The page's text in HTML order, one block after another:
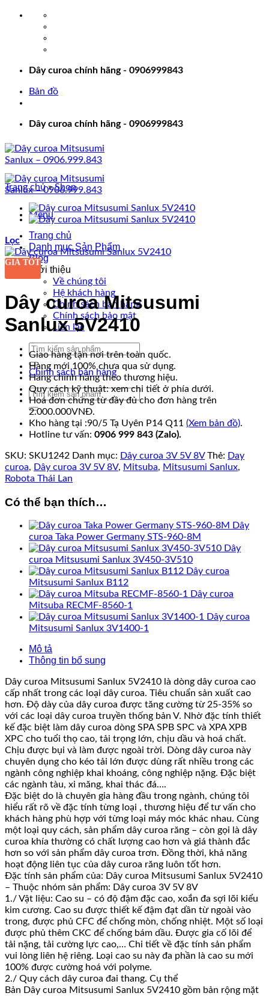
Dây curoa chính hãng - 0906999843
Bản đồ
Dây curoa chính hãng - 0906999843
Menu
Trang chủ
Danh mục Sản Phẩm
Blog
Giới thiệu
Về chúng tôi
Hệ khách hàng
Chính sách bán hàng
Chính sách bảo mật
Liên lạc
Tìm
kiếm:
Chính sách bán hàng
Tìm
kiếm:
Trang chủ » Shop
Lọc
GIÁ TỐT
Dây curoa Mitsusumi
Sanlux 5V2410
Giao hàng tận nơi trên toàn quốc.
Hàng mới 100% chưa qua sử dụng.
Hàng chính hãng theo thương hiệu.
Quy cách kỹ thuật: xem chi tiết ở phía dưới.
Hoá đơn chứng từ đầy đủ cho đơn hàng trên
2.000.000VNĐ.
Kho hàng tại :90/5 Tạ Uyên P14 Q11 (Xem bản đồ).
Hotline tư vấn: 0906 999 843 (Zalo).
SKU: SKU1242 Danh mục: Dây curoa 3V 5V 8V Thẻ: Day
curoa, Dây curoa 3V 5V 8V, Mitsuba, Mitsusumi Sanlux,
Robota Thái Lan
Có thể bạn thích…
Dây
curoa Taka Power Germany STS-960-8M
Dây
curoa Mitsusumi Sanlux 3V450-3V510
Dây curoa
Mitsusumi Sanlux B112
Dây curoa
Mitsuba RECMF-8560-1
Dây curoa
Mitsusumi Sanlux 3V1400-1
Mô tả
Thông tin bổ sung
Dây curoa Mitsusumi Sanlux 5V2410 là dòng dây curoa cao
cấp nhất trong các loại dây curoa. Tiêu chuẩn sản xuất cao
hơn. Độ dày của dây curoa được tăng cường từ 25-35% so
với các loại dây curoa truyền thống bản V. Nhờ đặc tính thiết
kế đặc biệt làm dây curoa dòng SPA SPB SPC và XPA XPB
XPC cho tuổi thọ cao, tải trọng lớn, chịu dầu và hoá chất.
Chịu được bụi và làm được ngoài trời. Dòng dây curoa này
chuyên dụng cho kéo tải lớn được dùng rất nhiều trong các
ngành công nghiệp khai khoáng, công nghiệp nặng. Đặc biệt
các ngành tàu, xi măng, khai thác đá….
Đặc biệt do là chuyên gia hàng đầu trong ngành, chúng tôi
hiểu rất rõ về đặc tính từng loại , thương hiệu để tư vấn cho
khách hàng phù hợp với từng loại máy móc khác nhau. Cùng
một loại quy cách, sản phẩm dây curoa răng – còn gọi là dây
curoa khía thường có chất lượng cao hơn và giá thành đắc
hơn so với sản phẩm dây curoa trơn. Đồng thời, khả năng
hoạt động liên tục của dây curoa răng luôn tốt hơn.
Đặc tính sản phẩm của: Dây curoa Mitsusumi Sanlux 5V2410
– Thuộc nhóm sản phẩm: Dây curoa 3V 5V 8V
1./ Vật liệu: Cao su – có độ đậm đặc cao, xoắn đa sợi lõi kiểu
kim cương. Cao su được thiết kế đậm đạt dần từ ngoài vào
trong, được phủ CFC để chống mòn, chống nhiệt. Một số loại
được phủ thêm CKC để chống bám dầu. Được gia cố lõi để
tải nặng, tải cường lực cao,… Chi tiết về đặc tính sản phẩm
vui lòng liên hệ riêng. Loại cao su này đa phần là cao su mới
100% được cường hoá với polyme.
2./ Quy cách dây curoa đai thang. Cụ thể
Bản Dây curoa Mitsusumi Sanlux 5V2410 gồm bản rộng mặt